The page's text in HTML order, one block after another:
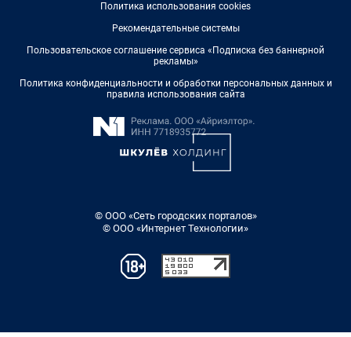
Политика использования cookies
Рекомендательные системы
Пользовательское соглашение сервиса «Подписка без баннерной
рекламы»
Политика конфиденциальности и обработки персональных данных и
правила использования сайта
© ООО «Сеть городских порталов»
© ООО «Интернет Технологии»